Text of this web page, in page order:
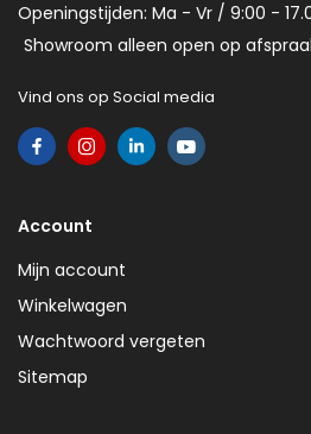
Openingstijden: Ma - Vr / 9:00 -
Showroom alleen open op
Vind ons op Social media
Account
Mijn account
Winkelwagen
Wachtwoord vergeten
Sitemap